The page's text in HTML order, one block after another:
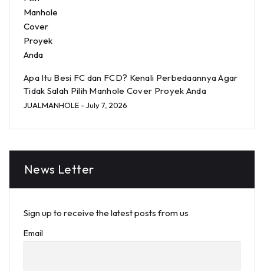
Apa Itu Besi FC dan FCD? Kenali Perbedaannya Agar
Tidak Salah Pilih Manhole Cover Proyek Anda
JUALMANHOLE - July 7, 2026
News Letter
Sign up to receive the latest posts from us
Email